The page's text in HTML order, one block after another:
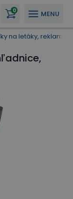
MENU
0
na letáky, reklamné